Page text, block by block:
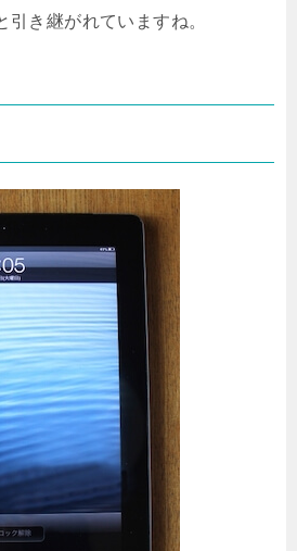
引き継がれていますね。